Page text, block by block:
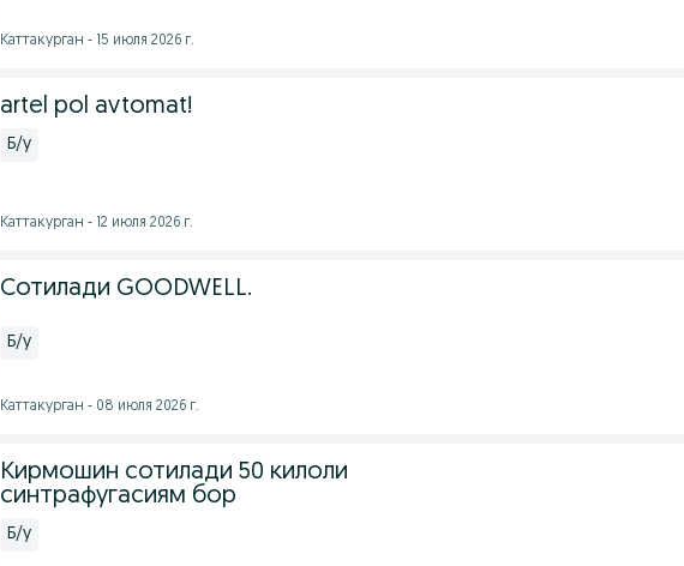
Каттакурган - 15 июля 2026 г.
artel pol avtomat!
Б/у
Каттакурган - 12 июля 2026 г.
Сотилади GOODWELL.
Б/у
Каттакурган - 08 июля 2026 г.
Кирмошин сотилади 50 килоли
синтрафугасиям бор
Б/у